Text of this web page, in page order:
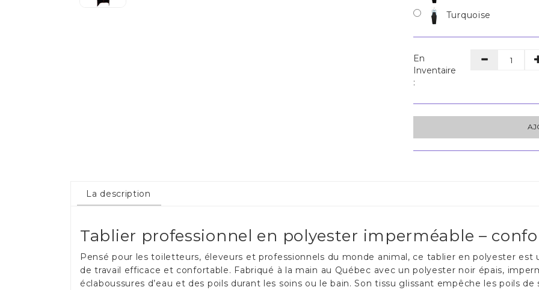
Turquoise
En
Inventaire
:
La description
Tablier professionnel en polyester imperméable –
Pensé pour les toiletteurs, éleveurs et professionnels du monde animal, ce tablier en polyester est
de travail efficace et confortable. Fabriqué à la main au Québec avec un polyester noir épais,
éclaboussures d’eau et des poils durant les soins ou le bain. Son tissu glissant empêche les poils